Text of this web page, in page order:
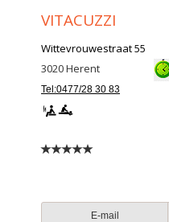
VITACUZZI
Wittevrouwestraat 55
3020Herent
Tel:0477/28 30 83
E-mail